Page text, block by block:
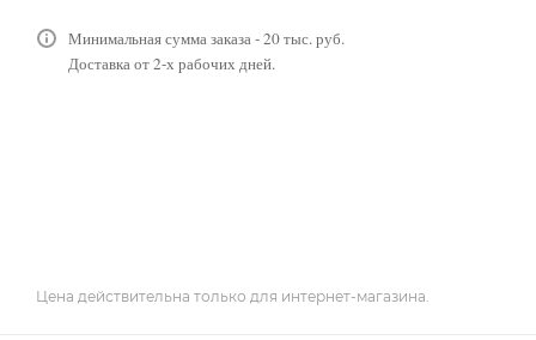
Минимальная сумма заказа - 20 тыс. руб.
Доставка от 2-х рабочих дней.
Цена действительна только для интернет-магазина.